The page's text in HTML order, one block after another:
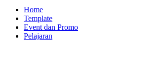
Home
Template
Event dan Promo
Pelajaran